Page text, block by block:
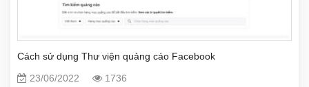
Cách sử dụng Thư viện quảng cáo Facebook
23/06/2022
1736